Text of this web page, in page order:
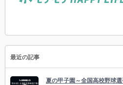
最近の記事
夏の甲子園～全国高校野球